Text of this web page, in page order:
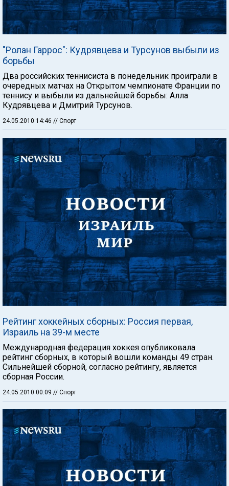
"Ролан Гаррос": Кудрявцева и Турсунов выбыли из
борьбы
Два российских теннисиста в понедельник проиграли в
очередных матчах на Открытом чемпионате Франции по
теннису и выбыли из дальнейшей борьбы: Алла
Кудрявцева и Дмитрий Турсунов.
24.05.2010 14:46 // Спорт
Рейтинг хоккейных сборных: Россия первая,
Израиль на 39-м месте
Международная федерация хоккея опубликовала
рейтинг сборных, в который вошли команды 49 стран.
Сильнейшей сборной, согласно рейтингу, является
сборная России.
24.05.2010 00:09 // Спорт